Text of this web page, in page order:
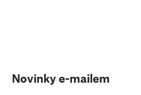
Novinky e-mailem